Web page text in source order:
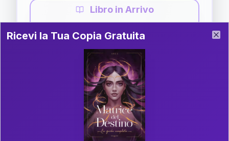
Libro in Arrivo
Guida completa di Coppia
Il libro è in fase di scrittura. Iscriviti alla newsletter
per ricevere aggiornamenti!
P.S. Interpretazione parziale
gratuita
Scorri più in basso per vedere
un'interpretazione parziale gratuita della tua
Ricevi la Tua Copia Gratuita del Libro
Ricevi la Tua Copia Gratuita